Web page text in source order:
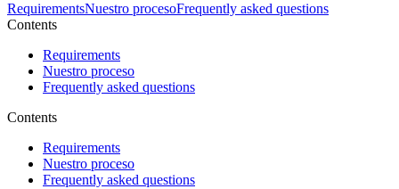
RequirementsNuestro procesoFrequently asked questions
Contents
Requirements
Nuestro proceso
Frequently asked questions
Contents
Requirements
Nuestro proceso
Frequently asked questions